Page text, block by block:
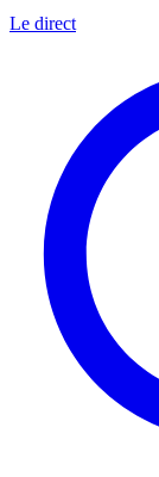
Le direct